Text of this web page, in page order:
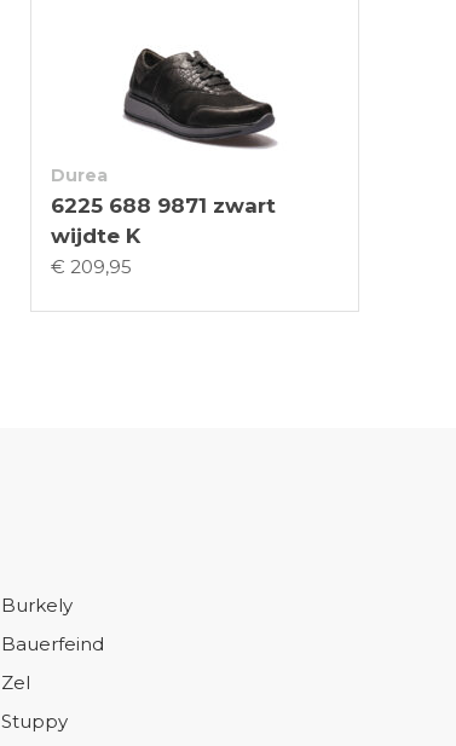
Durea
6225 688 9871 zwart
wijdte K
€ 209,95
Burkely
Bauerfeind
Zel
Stuppy